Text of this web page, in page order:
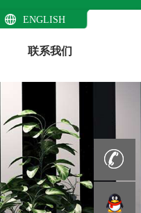
联系我们
ENGLISH